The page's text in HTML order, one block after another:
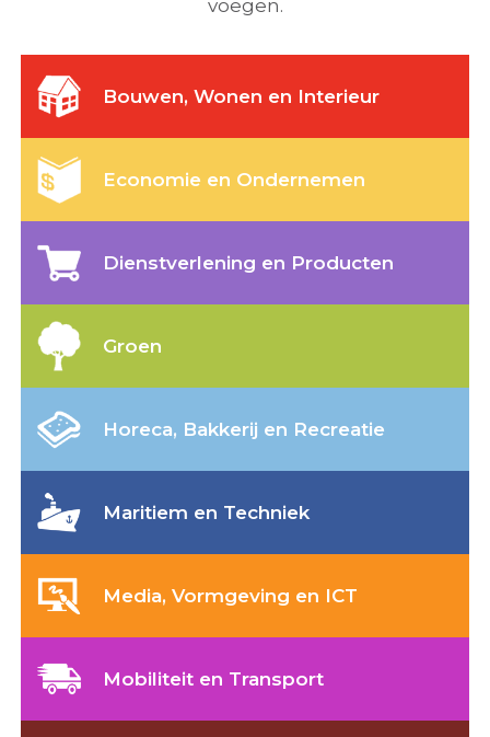
voegen.
Bouwen, Wonen en Interieur
Economie en Ondernemen
Dienstverlening en Producten
Groen
Horeca, Bakkerij en Recreatie
Maritiem en Techniek
Media, Vormgeving en ICT
Mobiliteit en Transport